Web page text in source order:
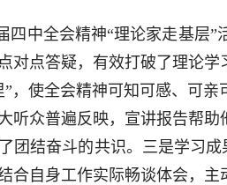
四中全会精神“理论家走基层
对点答疑，有效打破了理论
，使全会精神可知可感、可
听众普遍反映，宣讲报告帮
团结奋斗的共识。三是学习
合自身工作实际畅谈体会，